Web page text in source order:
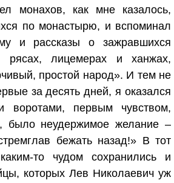
монахов, как мне казалось,
по монастырю, и вспоминал
и рассказы о зажравшихся
рясах, лицемерах и ханжах,
простой народ». И тем не
за десять дней, я оказался
воротами, первым чувством,
было неудержимое желание –
бежать назад!» В тот
то чудом сохранились и
которых Лев Николаевич уж